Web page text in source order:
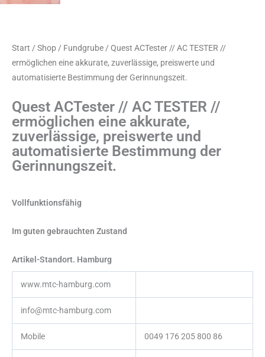
Start / Shop / Fundgrube / Quest ACTester // AC TESTER //
ermöglichen eine akkurate, zuverlässige, preiswerte und
automatisierte Bestimmung der Gerinnungszeit.
Quest ACTester // AC TESTER //
ermöglichen eine akkurate,
zuverlässige, preiswerte und
automatisierte Bestimmung der
Gerinnungszeit.
Vollfunktionsfähig
Im guten gebrauchten Zustand
Artikel-Standort. Hamburg
www.mtc-hamburg.com
info@mtc-hamburg.com
Mobile 0049 176 205 800 86